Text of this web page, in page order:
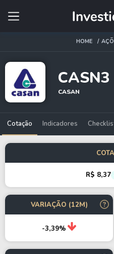
HOME
CASN3
CASAN
Cotação Indicadores
R$ 8,37
VARIAÇÃO (12M)
-3,39%